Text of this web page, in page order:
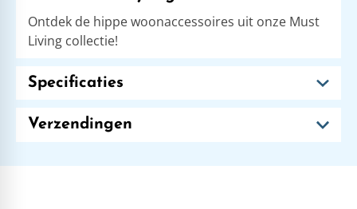
Ontdek de hippe woonaccessoires uit onze Must
Living collectie!
Specificaties
Verzendingen